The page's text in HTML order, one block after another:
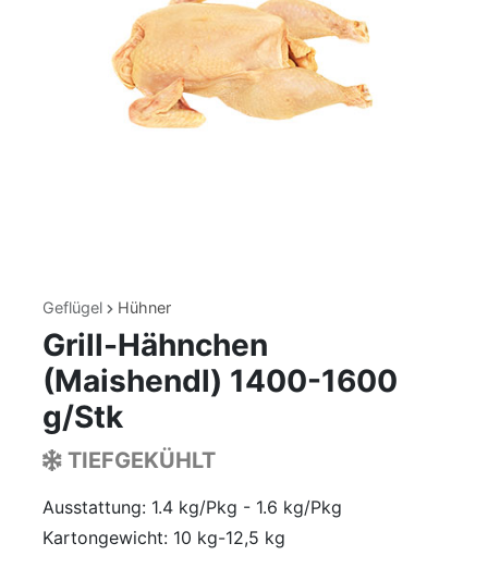
Geflügel Hühner
Grill-Hähnchen
(Maishendl) 1400-1600
g/Stk
TIEFGEKÜHLT
Ausstattung: 1.4 kg/Pkg - 1.6 kg/Pkg
Kartongewicht: 10 kg-12,5 kg